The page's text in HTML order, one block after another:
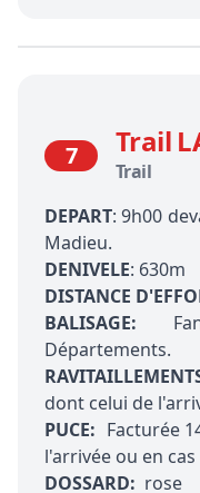
7 Trail
Trail
DEPART: 9h00
Madieu.
DENIVELE: 630m
DISTANCE
BALISAGE:
Départements.
dont celui de
PUCE: Facturée
l'arrivée ou en
DOSSARD: rose